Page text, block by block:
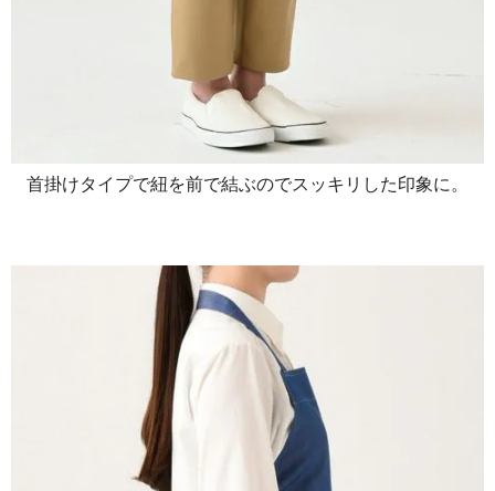
首掛けタイプで紐を前で結ぶのでスッキリした印象に。